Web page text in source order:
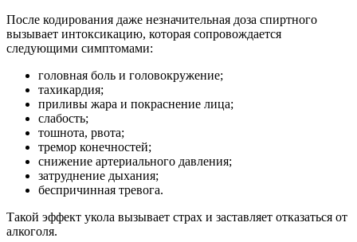
После кодирования даже незначительная доза спиртного
вызывает интоксикацию, которая сопровождается
следующими симптомами:
головная боль и головокружение;
тахикардия;
приливы жара и покраснение лица;
слабость;
тошнота, рвота;
тремор конечностей;
снижение артериального давления;
затруднение дыхания;
беспричинная тревога.
Такой эффект укола вызывает страх и заставляет отказаться от
алкоголя.